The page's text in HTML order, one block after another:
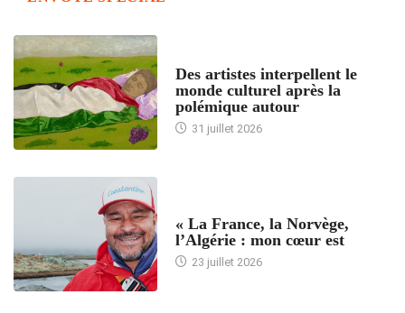
Des artistes interpellent le
monde culturel après la
polémique autour
31 juillet 2026
« La France, la Norvège,
l’Algérie : mon cœur est
23 juillet 2026